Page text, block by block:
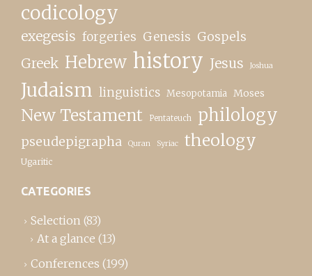
codicology
exegesis forgeries Genesis Gospels
Greek Hebrew history Jesus Joshua
Judaism linguistics Mesopotamia Moses
New Testament Pentateuch philology
pseudepigrapha Quran Syriac theology
Ugaritic
CATEGORIES
Selection (83)
At a glance (13)
Conferences (199)